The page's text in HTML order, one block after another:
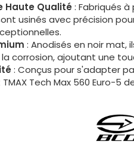
Haute Qualité : Fabriqués
usinés avec précision
: Anodisés en noir
corrosion, ajoutant une
: Conçus pour s'adapter
Tech Max 560 Euro-5